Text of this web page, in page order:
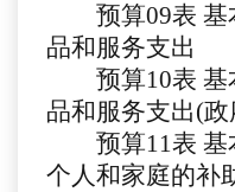
预算09表 基
品和服务支出
预算10表 基
品和服务支出(
预算11表 基
个人和家庭的补